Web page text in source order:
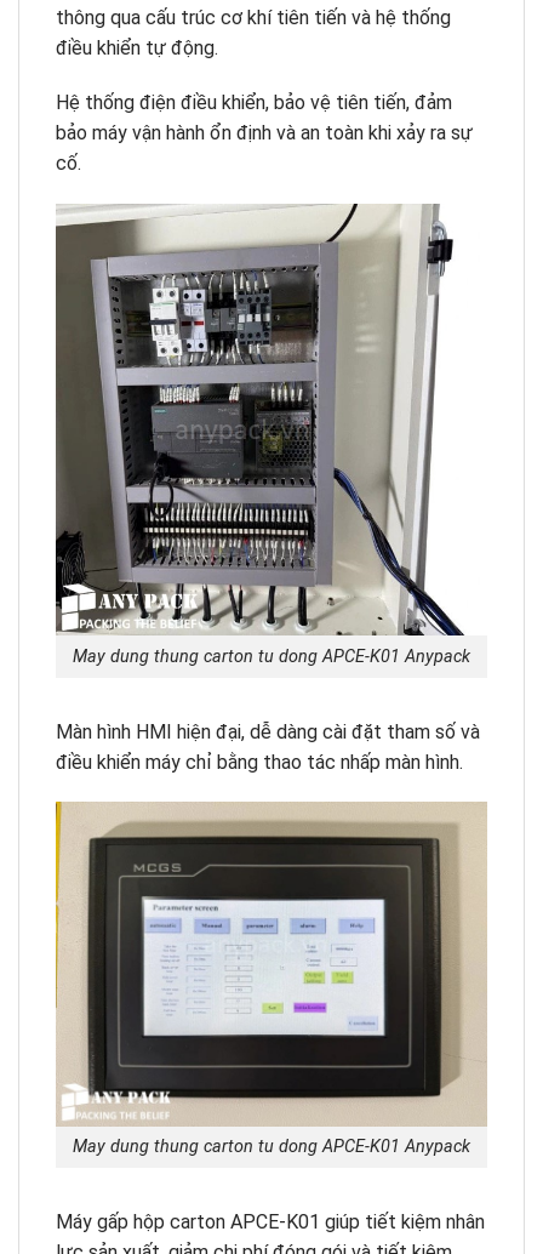
thông qua cấu trúc cơ khí tiên tiến và hệ thống
điều khiển tự động.
Hệ thống điện điều khiển, bảo vệ tiên tiến, đảm
bảo máy vận hành ổn định và an toàn khi xảy ra sự
cố.
May dung thung carton tu dong APCE-K01 Anypack
Màn hình HMI hiện đại, dễ dàng cài đặt tham số và
điều khiển máy chỉ bằng thao tác nhấp màn hình.
May dung thung carton tu dong APCE-K01 Anypack
Máy gấp hộp carton APCE-K01 giúp tiết kiệm nhân